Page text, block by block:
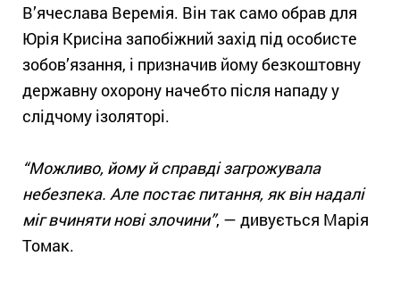
В’ячеслава Веремія. Він так само обрав для
Юрія Крисіна запобіжний захід під особисте
зобов’язання, і призначив йому безкоштовну
державну охорону начебто після нападу у
слідчому ізоляторі.
“Можливо, йому й справді загрожувала
небезпека. Але постає питання, як він надалі
міг вчиняти нові злочини”, — дивується Марія
Томак.